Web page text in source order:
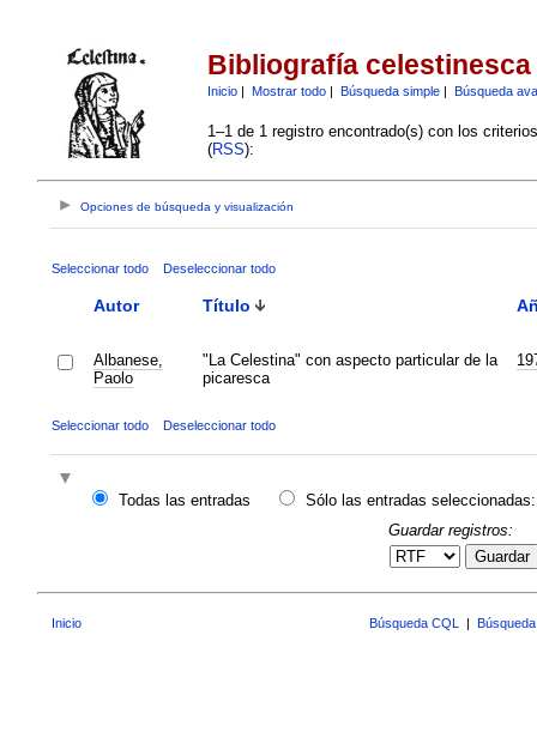
Bibliografía celestinesca
Inicio| Mostrar todo| Búsqueda simple| Búsqueda
1–1 de 1 registro encontrado(s) con los
(RSS):
Opciones de búsqueda y visualización
Seleccionar todo Deseleccionar todo
Autor Título
Albanese,
Paolo
"La Celestina" con aspecto particular de la
picaresca
Seleccionar todo Deseleccionar todo
Todas las entradas
Sólo las entradas seleccionadas:
Guardar registros:
Guardar
Inicio Búsqueda CQL